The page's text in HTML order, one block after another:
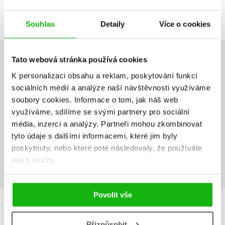
Souhlas Detaily Více o cookies
Tato webová stránka používá cookies
K personalizaci obsahu a reklam, poskytování funkcí
sociálních médií a analýze naší návštěvnosti využíváme
soubory cookies. Informace o tom, jak náš web
využíváme, sdílíme se svými partnery pro sociální
média, inzerci a analýzy. Partneři mohou zkombinovat
tyto údaje s dalšími informacemi, které jim byly
poskytnuty, nebo které poté následovaly, že používáte
jejich služby.
Povolit vše
HODNOCENÍ ČTENÁŘŮ
V současné době nejsou vytvořena žádná uživatelská hodnocení.
Vaše hodnocení
Uživatelskou recenzi mohou vkládat pouze registrovaní uživatelé
Přihlásit
MOHLO BY VÁS TAKÉ ZAJÍMAT